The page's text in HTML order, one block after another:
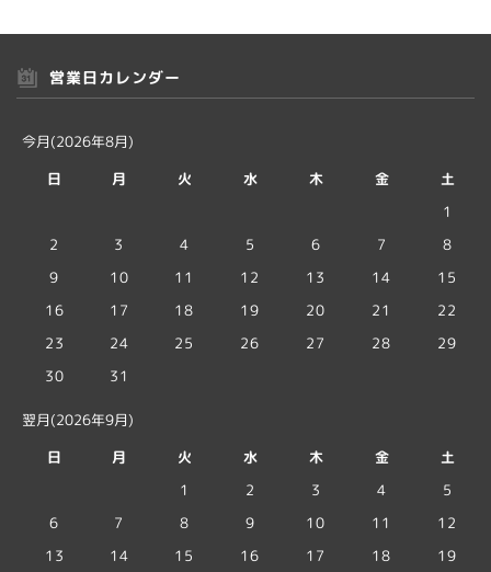
営業日カレンダー
今月(2026年8月)
日
月 火 水 木 金
土
1
2
3 4 5 6 7
8
9
10 11 12 13 14
15
16
17 18 19 20 21
22
23
24 25 26 27 28
29
30
31
翌月(2026年9月)
日
月 火 水 木 金
土
1
2 3 4
5
6
7 8 9 10 11
12
13
14 15 16 17 18 19